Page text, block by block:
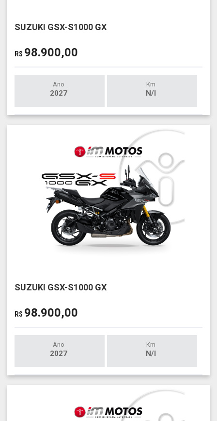
SUZUKI GSX-S1000 GX
R$ 98.900,00
Ano
2027
Km
N/I
SUZUKI GSX-S1000 GX
R$ 98.900,00
Ano
2027
Km
N/I